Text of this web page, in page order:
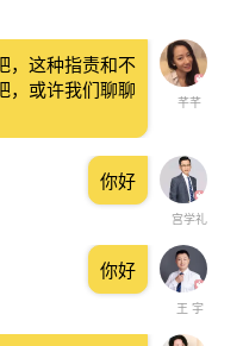
芊芊
，这种指责和不
，或许我们聊聊
宫学礼
你好
王 宇
你好